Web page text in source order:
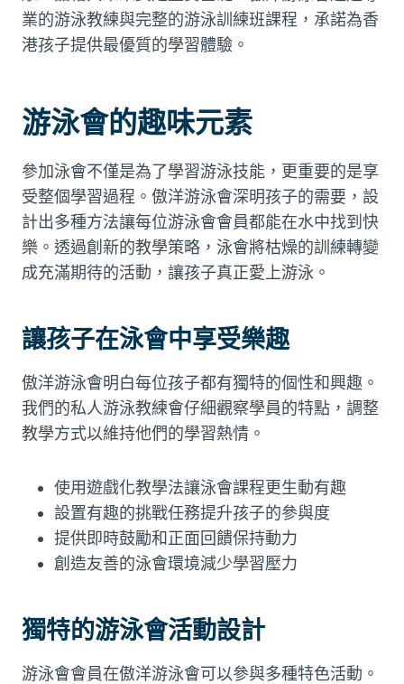
業的游泳教練與完整的游泳訓練班課程，承諾為香
港孩子提供最優質的學習體驗。
游泳會的趣味元素
參加泳會不僅是為了學習游泳技能，更重要的是享
受整個學習過程。傲洋游泳會深明孩子的需要，設
計出多種方法讓每位游泳會會員都能在水中找到快
樂。透過創新的教學策略，泳會將枯燥的訓練轉變
成充滿期待的活動，讓孩子真正愛上游泳。
讓孩子在泳會中享受樂趣
傲洋游泳會明白每位孩子都有獨特的個性和興趣。
我們的私人游泳教練會仔細觀察學員的特點，調整
教學方式以維持他們的學習熱情。
使用遊戲化教學法讓泳會課程更生動有趣
設置有趣的挑戰任務提升孩子的參與度
提供即時鼓勵和正面回饋保持動力
創造友善的泳會環境減少學習壓力
獨特的游泳會活動設計
游泳會會員在傲洋游泳會可以參與多種特色活動。